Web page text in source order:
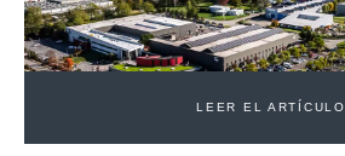
LEER EL ARTÍCULO